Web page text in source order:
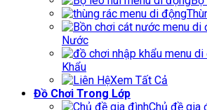
Nước
Khẩu
Xem Tất Cả
Đồ Chơi Trong Lớp
Chủ đề gia